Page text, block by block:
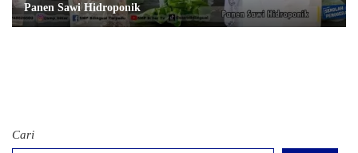
Panen Sawi Hidroponik
Cari